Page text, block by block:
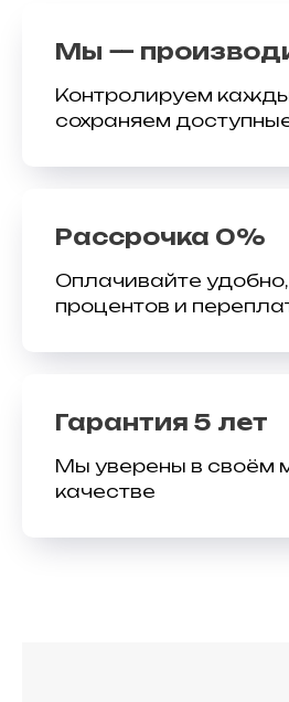
Мы —
Контролируем
сохраняем
Рассрочка 0%
Оплачивайте удобно,
процентов и
Гарантия 5 лет
Мы уверены в своём
качестве